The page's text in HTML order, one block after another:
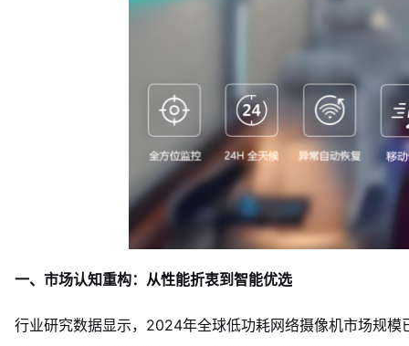
一、市场认知重构：从性能折衷到智能优选
行业研究数据显示，2024年全球低功耗网络摄像机市场规